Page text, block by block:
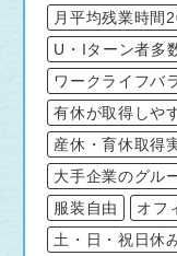
月平均残業時間
U・Iターン者多
ワークライフバ
有休が取得しや
産休・育休取得
大手企業のグル
服装自由
オフ
土・日・祝日休